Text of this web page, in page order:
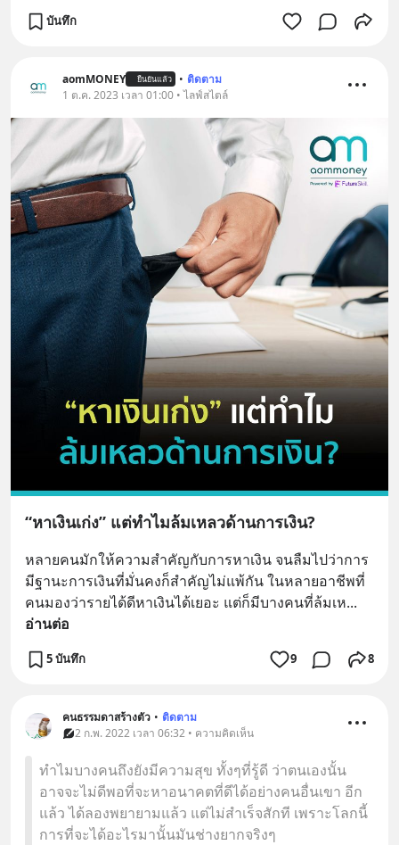
บันทึก
aomMONEY ยืนยันแล้ว • ติดตาม
1 ต.ค. 2023 เวลา 01:00 • ไลฟ์สไตล์
“หาเงินเก่ง” แต่ทำไมล้มเหลวด้านการเงิน?
หลายคนมักให้ความสำคัญกับการหาเงิน จนลืมไปว่าการ
มีฐานะการเงินที่มั่นคงก็สำคัญไม่แพ้กัน ในหลายอาชีพที่
คนมองว่ารายได้ดีหาเงินได้เยอะ แต่ก็มีบางคนที่ล้มเห
อ่านต่อ
5 บันทึก 9 8
คนธรรมดาสร้างตัว • ติดตาม
2 ก.พ. 2022 เวลา 06:32 • ความคิดเห็น
ทำไมบางคนถึงยังมีความสุข ทั้งๆที่รู้ดี ว่าตนเองนั้น
อาจจะไม่ดีพอที่จะหาอนาคตที่ดีได้อย่างคนอื่นเขา อีก
แล้ว ได้ลองพยายามแล้ว แต่ไม่สำเร็จสักที เพราะโลกนี้
การที่จะได้อะไรมานั้นมันช่างยากจริงๆ